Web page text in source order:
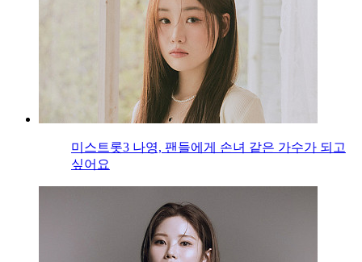
미스트롯3 나영, 팬들에게 손녀 같은 가수가 되고
싶어요